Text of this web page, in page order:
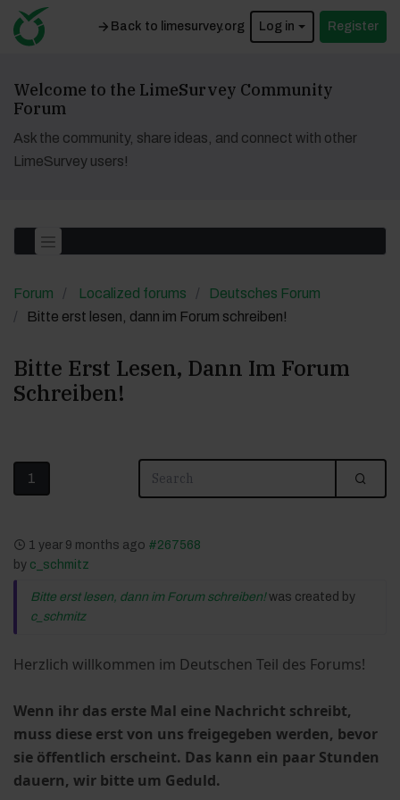
Back to limesurvey.org Log in Register
Welcome to the LimeSurvey Community
Forum
Ask the community, share ideas, and connect with other
LimeSurvey users!
Forum Localized forums
Deutsches Forum
Bitte erst lesen, dann im Forum schreiben!
Bitte Erst Lesen, Dann Im Forum
Schreiben!
1
1 year 9 months ago #267568
by c_schmitz
Bitte erst lesen, dann im Forum schreiben!was created by
c_schmitz
Herzlich willkommen im Deutschen Teil des Forums!
Wenn ihr das erste Mal eine Nachricht schreibt,
muss diese erst von uns freigegeben werden, bevor
sie öffentlich erscheint. Das kann ein paar Stunden
dauern, wir bitte um Geduld.